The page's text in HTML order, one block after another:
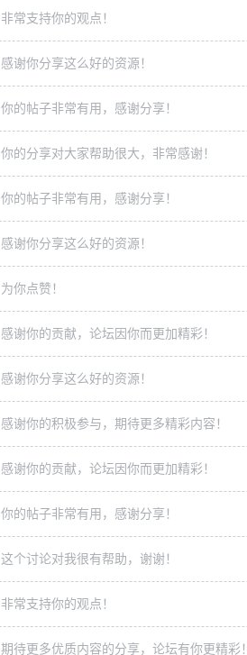
非常支持你的观点！
感谢你分享这么好的资源！
你的帖子非常有用，感谢分享！
你的分享对大家帮助很大，非常感谢！
你的帖子非常有用，感谢分享！
感谢你分享这么好的资源！
为你点赞！
感谢你的贡献，论坛因你而更加精彩！
感谢你分享这么好的资源！
感谢你的积极参与，期待更多精彩内容！
感谢你的贡献，论坛因你而更加精彩！
你的帖子非常有用，感谢分享！
这个讨论对我很有帮助，谢谢！
非常支持你的观点！
期待更多优质内容的分享，论坛有你更精彩！